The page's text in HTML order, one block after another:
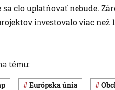
clo uplatňovať nebude.
investovalo viac než
tému:
Európska únia